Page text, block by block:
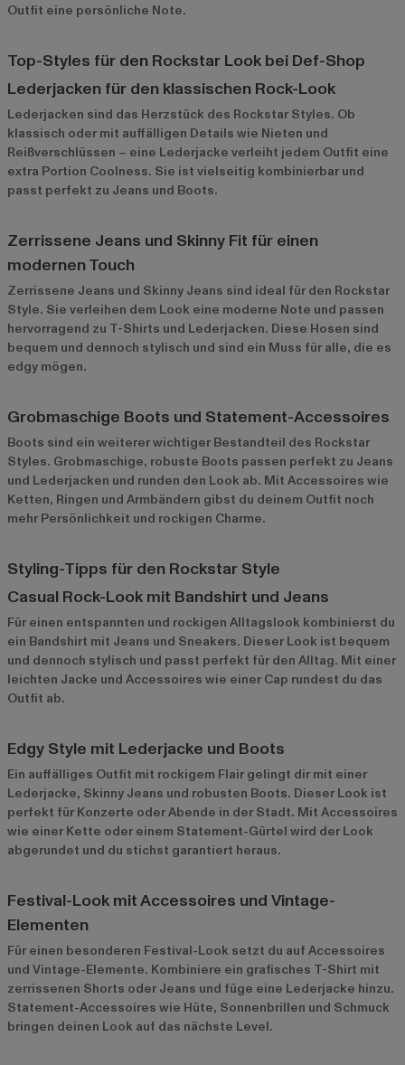
Outfit eine persönliche Note.
Top-Styles für den Rockstar Look bei Def-Shop
Lederjacken für den klassischen Rock-Look
Lederjacken sind das Herzstück des Rockstar Styles. Ob
klassisch oder mit auffälligen Details wie Nieten und
Reißverschlüssen – eine Lederjacke verleiht jedem Outfit eine
extra Portion Coolness. Sie ist vielseitig kombinierbar und
passt perfekt zu Jeans und Boots.
Zerrissene Jeans und Skinny Fit für einen
modernen Touch
Zerrissene Jeans und Skinny Jeans sind ideal für den Rockstar
Style. Sie verleihen dem Look eine moderne Note und passen
hervorragend zu T-Shirts und Lederjacken. Diese Hosen sind
bequem und dennoch stylisch und sind ein Muss für alle, die es
edgy mögen.
Grobmaschige Boots und Statement-Accessoires
Boots sind ein weiterer wichtiger Bestandteil des Rockstar
Styles. Grobmaschige, robuste Boots passen perfekt zu Jeans
und Lederjacken und runden den Look ab. Mit Accessoires wie
Ketten, Ringen und Armbändern gibst du deinem Outfit noch
mehr Persönlichkeit und rockigen Charme.
Styling-Tipps für den Rockstar Style
Casual Rock-Look mit Bandshirt und Jeans
Für einen entspannten und rockigen Alltagslook kombinierst du
ein Bandshirt mit Jeans und Sneakers. Dieser Look ist bequem
und dennoch stylisch und passt perfekt für den Alltag. Mit einer
leichten Jacke und Accessoires wie einer Cap rundest du das
Outfit ab.
Edgy Style mit Lederjacke und Boots
Ein auffälliges Outfit mit rockigem Flair gelingt dir mit einer
Lederjacke, Skinny Jeans und robusten Boots. Dieser Look ist
perfekt für Konzerte oder Abende in der Stadt. Mit Accessoires
wie einer Kette oder einem Statement-Gürtel wird der Look
abgerundet und du stichst garantiert heraus.
Festival-Look mit Accessoires und Vintage-
Elementen
Für einen besonderen Festival-Look setzt du auf Accessoires
und Vintage-Elemente. Kombiniere ein grafisches T-Shirt mit
zerrissenen Shorts oder Jeans und füge eine Lederjacke hinzu.
Statement-Accessoires wie Hüte, Sonnenbrillen und Schmuck
bringen deinen Look auf das nächste Level.